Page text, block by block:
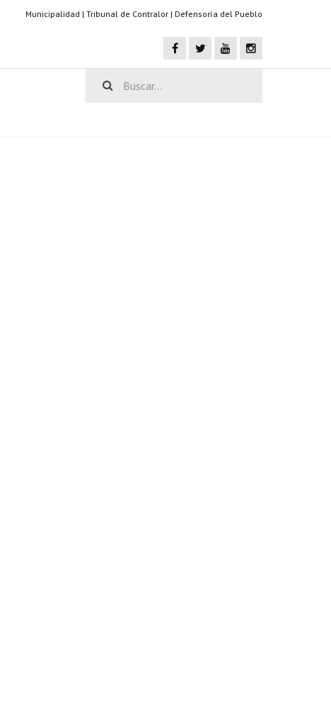
Municipalidad | Tribunal de Contralor | Defensoría del Pueblo